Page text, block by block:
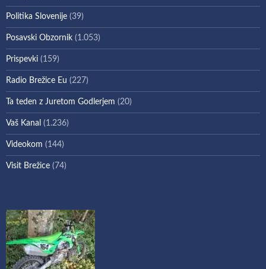
Politika Slovenije (39)
Posavski Obzornik (1.053)
Prispevki (159)
Radio Brežice Eu (227)
Ta teden z Juretom Godlerjem (20)
Vaš Kanal (1.236)
Videokom (144)
Visit Brežice (74)